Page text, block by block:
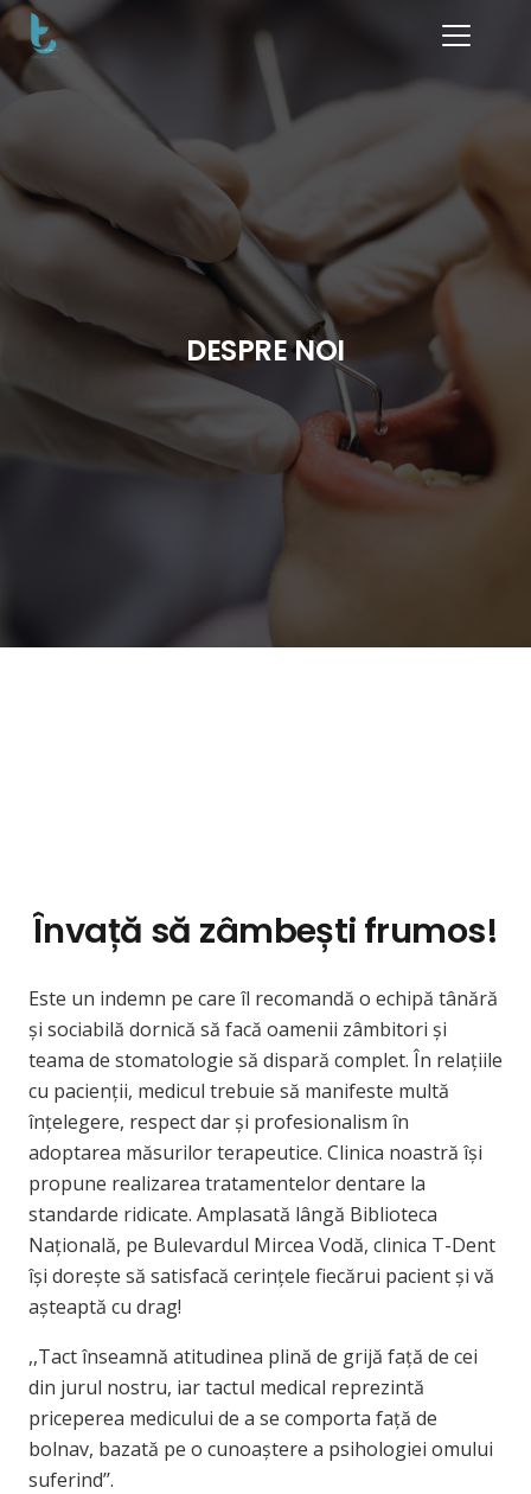
DESPRE NOI
Învață să zâmbești frumos!
Este un indemn pe care îl recomandă o echipă tânără
și sociabilă dornică să facă oamenii zâmbitori și
teama de stomatologie să dispară complet. În relațiile
cu pacienții, medicul trebuie să manifeste multă
înțelegere, respect darși profesionalism în
adoptarea măsurilorterapeutice. Clinica noastră își
propune realizarea tratamentelor dentare la
standarde ridicate. Amplasată lângă Biblioteca
Națională, pe Bulevardul Mircea Vodă, clinica T-Dent
își dorește să satisfacă cerințele fiecărui pacientși vă
așteaptă cu drag!
,,Tactînseamnă atitudinea plină de grijă față de cei
din jurul nostru, iar tactul medical reprezintă
priceperea medicului de a se comporta față de
bolnav, bazată pe o cunoaștere a psihologiei omului
suferind’’.